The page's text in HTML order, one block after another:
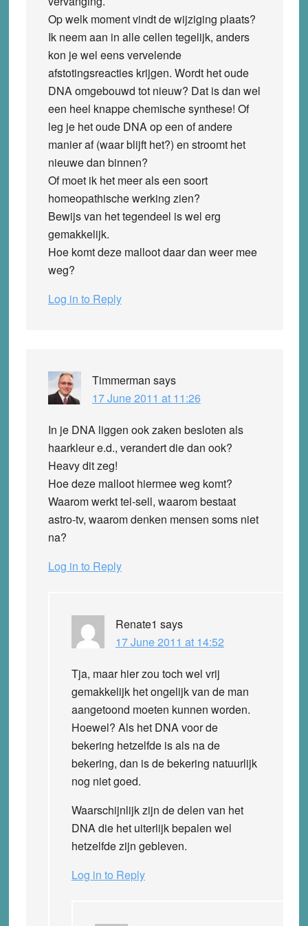
Op welk moment vindt de wijziging plaats?
Ik neem aan in alle cellen tegelijk, anders
kon je wel eens vervelende
afstotingsreacties krijgen. Wordt het oude
DNA omgebouwd tot nieuw? Dat is dan wel
een heel knappe chemische synthese! Of
leg je het oude DNA op een of andere
manier af (waar blijft het?) en stroomt het
nieuwe dan binnen?
Of moet ik het meer als een soort
homeopathische werking zien?
Bewijs van het tegendeel is wel erg
gemakkelijk.
Hoe komt deze malloot daar dan weer mee
weg?
Log in to Reply
Timmerman says
17 June 2011 at 11:26
In je DNA liggen ook zaken besloten als
haarkleur e.d., verandert die dan ook?
Heavy dit zeg!
Hoe deze malloot hiermee weg komt?
Waarom werkt tel-sell, waarom bestaat
astro-tv, waarom denken mensen soms niet
na?
Log in to Reply
Renate1 says
17 June 2011 at 14:52
Tja, maar hier zou toch wel vrij
gemakkelijk het ongelijk van de man
aangetoond moeten kunnen worden.
Hoewel? Als het DNA voor de
bekering hetzelfde is als na de
bekering, dan is de bekering natuurlijk
nog niet goed.
Waarschijnlijk zijn de delen van het
DNA die het uiterlijk bepalen wel
hetzelfde zijn gebleven.
Log in to Reply